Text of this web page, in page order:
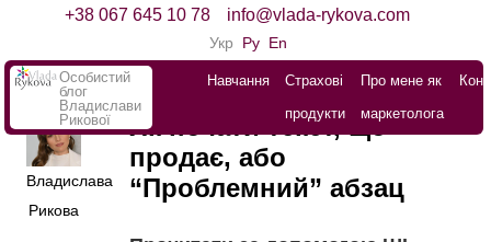
+38 067 645 10 78 info@vlada-rykova.com
Укр Ру En
Особистий
блог
Владислави
Рикової
Навчання
Страхові
продукти
Про мене як
маркетолога
Владислава
Рикова
Як почати текст, що
продає, або
“Проблемний” абзац